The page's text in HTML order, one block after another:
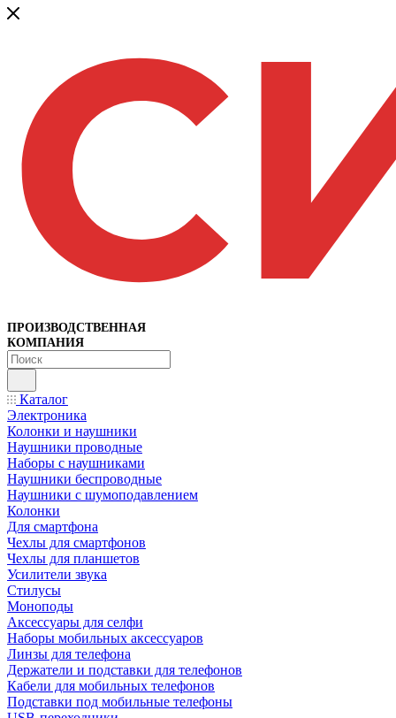
ПРОИЗВОДСТВЕННАЯ
КОМПАНИЯ
Каталог
Электроника
Колонки и наушники
Наушники проводные
Наборы с наушниками
Наушники беспроводные
Наушники с шумоподавлением
Колонки
Для смартфона
Чехлы для смартфонов
Чехлы для планшетов
Усилители звука
Стилусы
Моноподы
Аксессуары для селфи
Наборы мобильных аксессуаров
Линзы для телефона
Держатели и подставки для телефонов
Кабели для мобильных телефонов
Подставки под мобильные телефоны